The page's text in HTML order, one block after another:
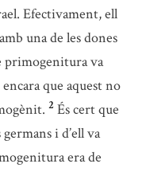
Efectivament, ell
una de les dones
primogenitura va
encara que aquest no
2 És cert que
i d’ell va
era de